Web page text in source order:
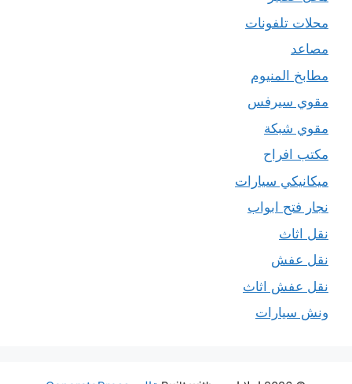
محلات تلفونات
مصاعد
مطابخ المنيوم
مقوي سيرفس
مقوي شبكة
مكتب افراح
ميكانيكي سيارات
نجار فتح ابواب
نقل اثاث
نقل عفش
نقل عفش اثاث
ونش سيارات